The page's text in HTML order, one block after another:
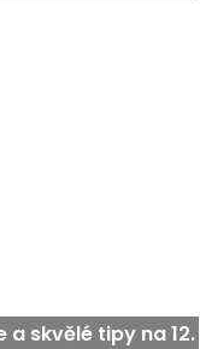
skvělé tipy na 12.